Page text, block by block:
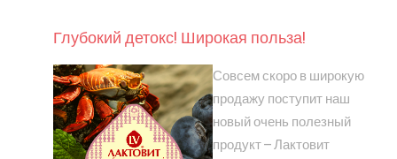
Глубокий детокс! Широкая польза!
Совсем скоро в широкую
продажу поступит наш
новый очень полезный
продукт – Лактовит